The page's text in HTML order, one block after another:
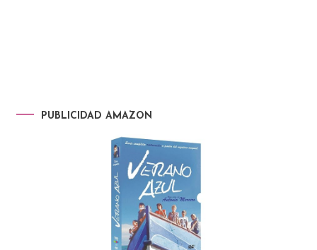
PUBLICIDAD AMAZON